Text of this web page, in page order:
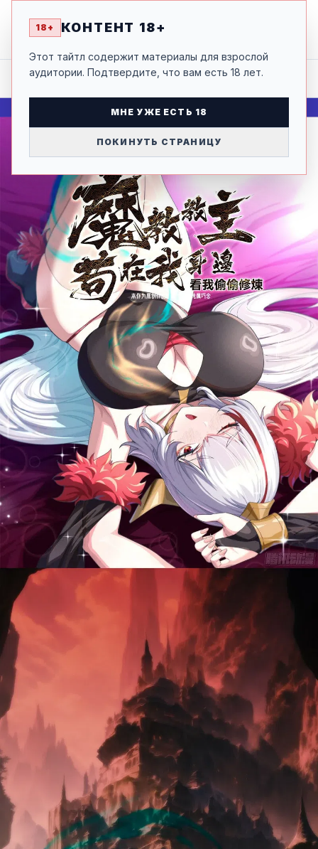
18+ КОНТЕНТ 18+
Этот тайтл содержит материалы для взрослой
аудитории. Подтвердите, что вам есть 18 лет.
МНЕ УЖЕ ЕСТЬ 18
ПОКИНУТЬ СТРАНИЦУ
НАЗАД
НАБЛЮДАЕТ ЗА МОИМИ ТРЕНИРОВКАМИ
ТОМ 1 ГЛАВА 69